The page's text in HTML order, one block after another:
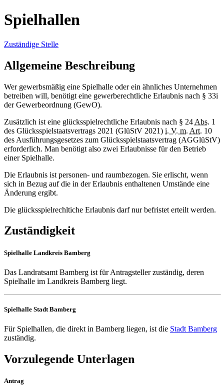
Spielhallen
Zuständige Stelle
Allgemeine Beschreibung
Wer gewerbsmäßig eine Spielhalle oder ein ähnliches Unternehmen
betreiben will, benötigt eine gewerberechtliche Erlaubnis nach § 33i
der Gewerbeordnung (GewO).
Zusätzlich ist eine glücksspielrechtliche Erlaubnis nach § 24 Abs. 1
des Glücksspielstaatsvertrags 2021 (GlüStV 2021) i. V. m. Art. 10
des Ausführungsgesetzes zum Glücksspielstaatsvertrag (AGGlüStV)
erforderlich. Man benötigt also zwei Erlaubnisse für den Betrieb
einer Spielhalle.
Die Erlaubnis ist personen- und raumbezogen. Sie erlischt, wenn
sich in Bezug auf die in der Erlaubnis enthaltenen Umstände eine
Änderung ergibt.
Die glücksspielrechltiche Erlaubnis darf nur befristet erteilt werden.
Zuständigkeit
Spielhalle Landkreis Bamberg
Das Landratsamt Bamberg ist für Antragsteller zuständig, deren
Spielhalle im Landkreis Bamberg liegt.
Spielhalle Stadt Bamberg
Für Spielhallen, die direkt in Bamberg liegen, ist die Stadt Bamberg
zuständig.
Vorzulegende Unterlagen
Antrag